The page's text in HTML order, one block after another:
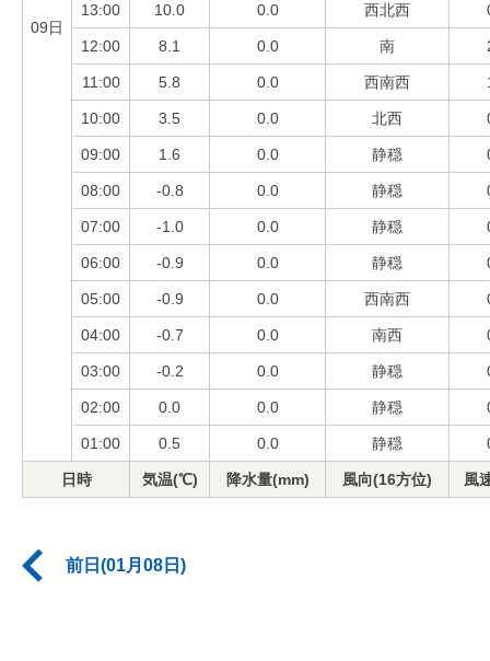
09日
13:00 10.0 0.0 西北西
12:00 8.1 0.0 南
11:00 5.8 0.0 西南西
10:00 3.5 0.0 北西
09:00 1.6 0.0 静穏
08:00 -0.8 0.0 静穏
07:00 -1.0 0.0 静穏
06:00 -0.9 0.0 静穏
05:00 -0.9 0.0 西南西
04:00 -0.7 0.0 南西
03:00 -0.2 0.0 静穏
02:00 0.0 0.0 静穏
01:00 0.5 0.0 静穏
日時 気温(℃) 降水量(mm) 風向(16方位) 風
前日(01月08日)